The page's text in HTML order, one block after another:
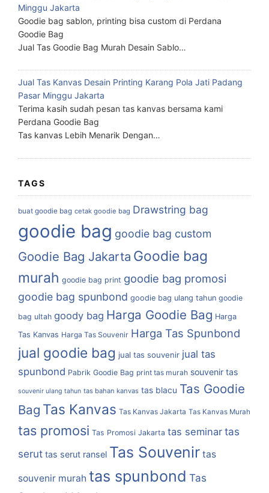
Minggu Jakarta
Goodie bag sablon, printing bisa custom di Perdana
Goodie Bag
Jual Tas Goodie Bag Murah Desain Sablo…
Jual Tas Kanvas Desain Printing Karang Pola Jati Padang
Pasar Minggu Jakarta
Terima kasih sudah pesan tas kanvas bersama kami
Perdana Goodie Bag
Tas kanvas Lebih Menarik Dengan…
TAGS
buat goodie bag cetak goodie bag Drawstring bag
goodie bag goodie bag custom
Goodie Bag Jakarta Goodie bag
murah goodie bag print goodie bag promosi
goodie bag spunbond goodie bag ulang tahun goodie
bag ultah goody bag Harga Goodie Bag Harga
Tas Kanvas Harga Tas Souvenir Harga Tas Spunbond
jual goodie bag jual tas souvenir jual tas
spunbond Pabrik Goodie Bag print tas murah souvenir tas
souvenir ulang tahun tas bahan kanvas tas blacu Tas Goodie
Bag Tas Kanvas Tas Kanvas Jakarta Tas Kanvas Murah
tas promosi Tas Promosi Jakarta tas seminar tas
serut tas serut ransel Tas Souvenir tas
souvenir murah tas spunbond Tas